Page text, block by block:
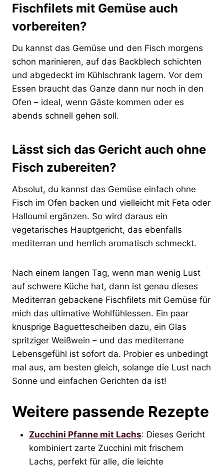
Fischfilets mit Gemüse auch
vorbereiten?
Du kannst das Gemüse und den Fisch morgens
schon marinieren, auf das Backblech schichten
und abgedeckt im Kühlschrank lagern. Vor dem
Essen braucht das Ganze dann nur noch in den
Ofen – ideal, wenn Gäste kommen oder es
abends schnell gehen soll.
Lässt sich das Gericht auch ohne
Fisch zubereiten?
Absolut, du kannst das Gemüse einfach ohne
Fisch im Ofen backen und vielleicht mit Feta oder
Halloumi ergänzen. So wird daraus ein
vegetarisches Hauptgericht, das ebenfalls
mediterran und herrlich aromatisch schmeckt.
Nach einem langen Tag, wenn man wenig Lust
auf schwere Küche hat, dann ist genau dieses
Mediterran gebackene Fischfilets mit Gemüse für
mich das ultimative Wohlfühlessen. Ein paar
knusprige Baguettescheiben dazu, ein Glas
spritziger Weißwein – und das mediterrane
Lebensgefühl ist sofort da. Probier es unbedingt
mal aus, am besten gleich, solange die Lust nach
Sonne und einfachen Gerichten da ist!
Weitere passende Rezepte
Zucchini Pfanne mit Lachs: Dieses Gericht
kombiniert zarte Zucchini mit frischem
Lachs, perfekt für alle, die leichte